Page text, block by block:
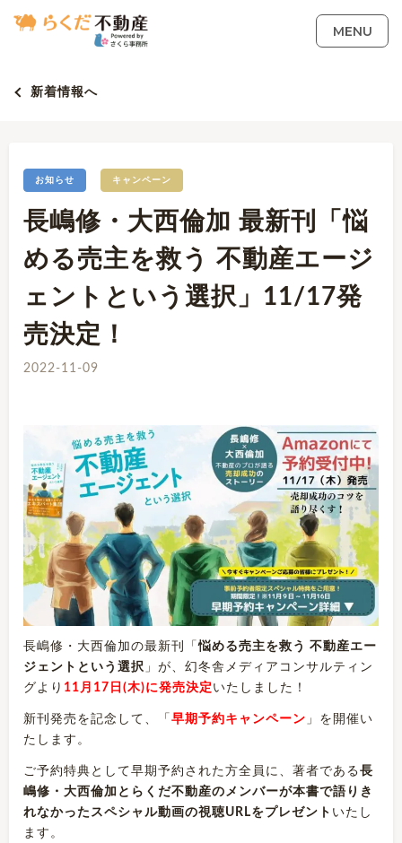
MENU
新着情報へ
お知らせ キャンペーン
長嶋修・大西倫加 最新刊「悩
める売主を救う 不動産エージ
ェントという選択」11/17発
売決定！
2022-11-09
長嶋修・大西倫加の最新刊「悩める売主を救う 不動産エー
ジェントという選択 」が、幻冬舎メディアコンサルティン
グより 11月17日(木)に発売決定 いたしました！
新刊発売を記念して、「 早期予約キャンペーン 」を開催い
たします。
ご予約特典として早期予約された方全員に、著者である長
嶋修・大西倫加とらくだ不動産のメンバーが本書で語りき
れなかったスペシャル動画の視聴URLをプレゼント いたし
ます。